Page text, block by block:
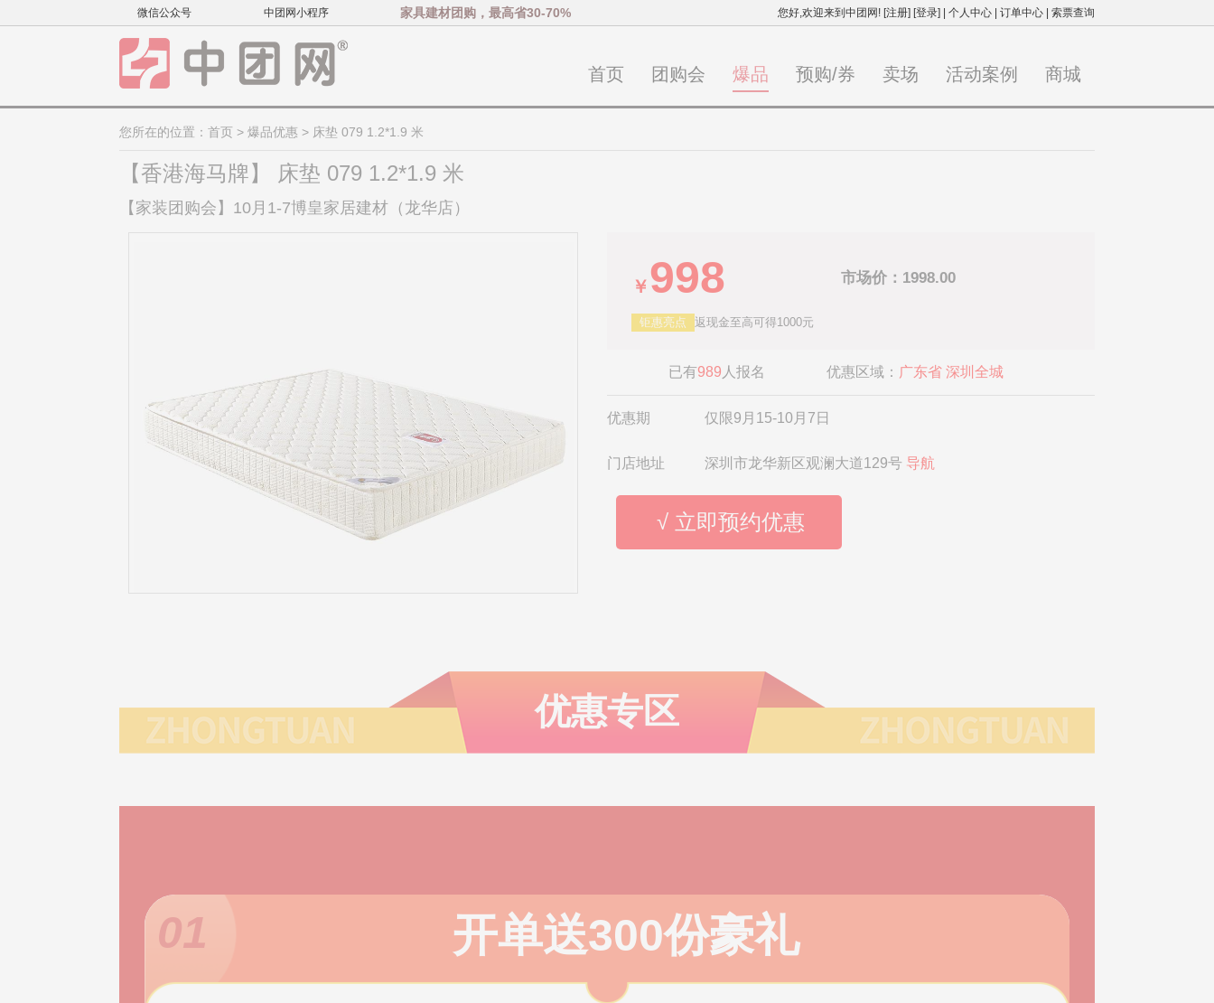
微信公众号 中团网小程序 家具建材团购，最高省30-70% 您好,欢迎来到中团网! [注册] [登录] 个人中心 订单中心 索票查询
首页 团购会 爆品 预购/券 卖场 活动案例 商城
您所在的位置： 首页 > 爆品优惠 > 床垫 079 1.2*1.9 米
【香港海马牌】 床垫 079 1.2*1.9 米
【家装团购会】10月1-7博皇家居建材（龙华店）
￥998 市场价：1998.00
钜惠亮点 返现金至高可得1000元
已有989 人报名 优惠区域： 广东省 深圳全城
优惠期 仅限9月15-10月7日
门店地址 深圳市龙华新区观澜大道129号 导航
√ 立即预约优惠
优惠专区
01 开单送300份豪礼